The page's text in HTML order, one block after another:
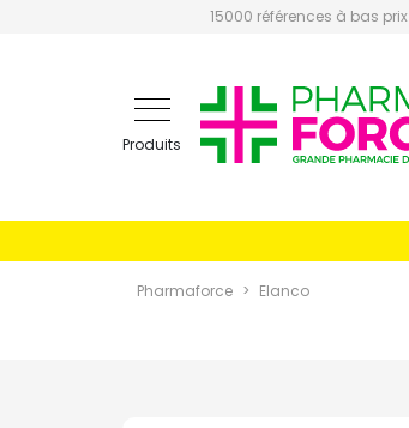
15000 références à bas prix
Produits
Pharmaforce Elanco